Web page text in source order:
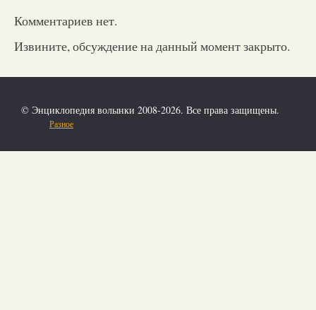
Комментариев нет.
Извините, обсуждение на данный момент закрыто.
© Энциклопедия волынки 2008-2026. Все права защищены.
Разное